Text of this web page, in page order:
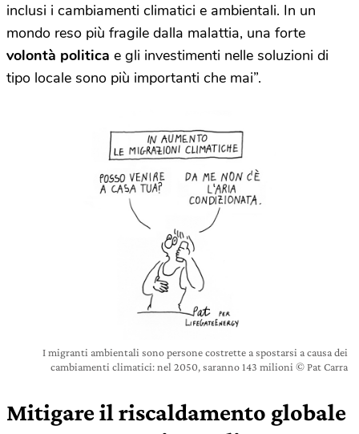
inclusi i cambiamenti climatici e ambientali. In un
mondo reso più fragile dalla malattia, una forte
volontà politica e gli investimenti nelle soluzioni di
tipo locale sono più importanti che mai”.
I migranti ambientali sono persone costrette a spostarsi a causa dei
cambiamenti climatici: nel 2050, saranno 143 milioni © Pat Carra
Mitigare il riscaldamento globale